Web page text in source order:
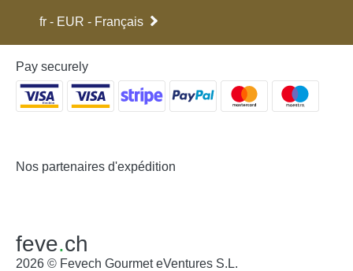
fr - EUR - Français
Pay securely
Nos partenaires d'expédition
feve.ch
2026 © Fevech Gourmet eVentures S.L.